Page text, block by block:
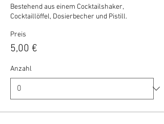
Bestehend aus einem Cocktailshaker,
Cocktaillöffel, Dosierbecher und Pistill.
Preis
5,00 €
Anzahl